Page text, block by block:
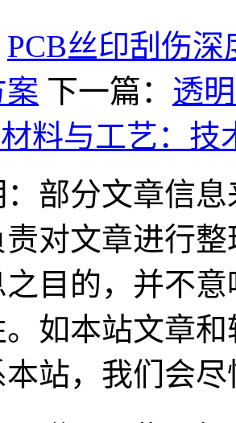
PCB丝印刮伤
下一篇： 透
料与工艺：
部分文章信
责对文章进行
目的，并不
。如本站文章
站，我们会